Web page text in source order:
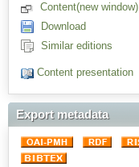
Content(new window)
Download
Similar editions
Content presentation
Export metadata